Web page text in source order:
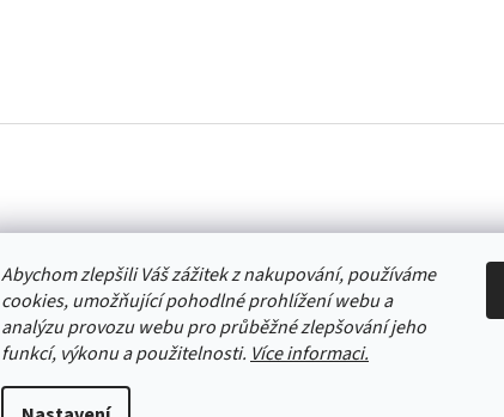
Abychom zlepšili Váš zážitek z nakupování, používáme
cookies, umožňující pohodlné prohlížení webu a
analýzu provozu webu pro průběžné zlepšování jeho
funkcí, výkonu a použitelnosti. Více informaci.